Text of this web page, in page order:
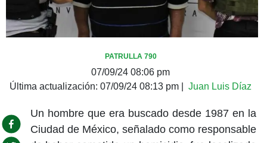
PATRULLA 790
07/09/24 08:06 pm
Última actualización: 07/09/24 08:13 pm Juan Luis Díaz
Un hombre que era buscado desde 1987 en la
Ciudad de México, señalado como responsable